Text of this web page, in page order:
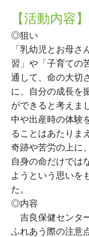
【活動内容】
◎狙い
「乳幼児とお母
習」や「子育ての
通して、命の大切
に、自分の成長を
ができると考えま
中や出産時の体験
ることはあたりま
奇跡や苦労の上に
自身の命だけでは
ようという思いを
た。
◎内容
吉良保健センタ
ふれあう際の注意